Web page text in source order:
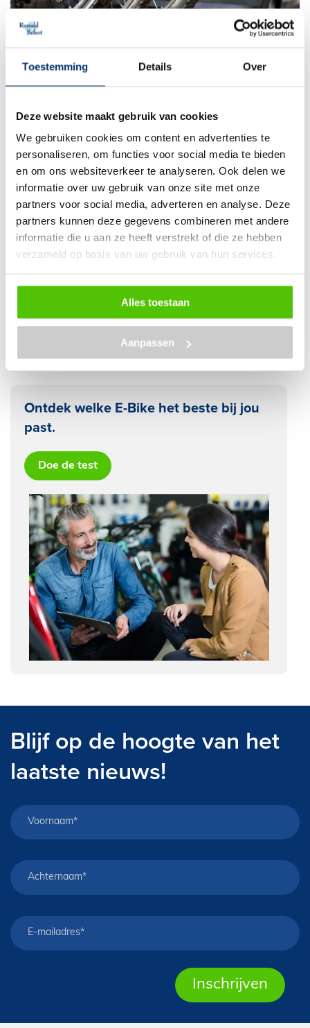
Toestemming Details Over
Deze website maakt gebruik van cookies
We gebruiken cookies om content en advertenties te
personaliseren, om functies voor social media te bieden
en om ons websiteverkeer te analyseren. Ook delen we
informatie over uw gebruik van onze site met onze
partners voor social media, adverteren en analyse. Deze
partners kunnen deze gegevens combineren met andere
informatie die u aan ze heeft verstrekt of die ze hebben
verzameld op basis van uw gebruik van hun services.
Alles toestaan
Aanpassen
Fietsendrager monteren? Volg dit simpele
stappenplan
Fietsaccu brand voorkomen
Ontdek welke E-Bike het beste bij jou
past.
Doe de test
Blijf op de hoogte van het
laatste nieuws!